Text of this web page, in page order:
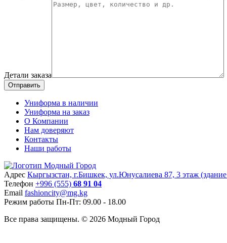
Детали заказа
Отправить
Униформа в наличии
Униформа на заказ
О Компании
Нам доверяют
Контакты
Наши работы
Адрес Кыргызстан, г.Бишкек, ул.Юнусалиева 87, 3 этаж
Teлефон +996 (555) 68 91 04
Email fashioncity@mg.kg
Режим работы Пн-Пт: 09.00 - 18.00
Все права защищены. © 2026 Модный Город